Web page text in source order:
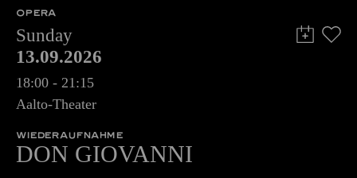
OPERA
Sunday
13.09.2026
18:00 - 21:15
Aalto-Theater
WIEDERAUFNAHME
DON GIOVANNI